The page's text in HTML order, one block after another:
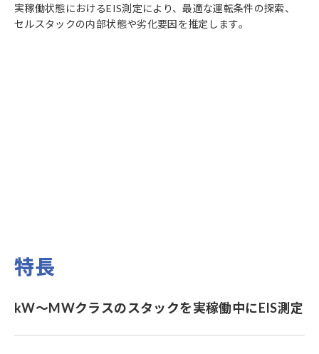
実稼働状態におけるEIS測定により、最適な運転条件の探索、
セルスタックの内部状態や劣化要因を推定します。
特長
kW～MWクラスのスタックを実稼働中にEIS測定